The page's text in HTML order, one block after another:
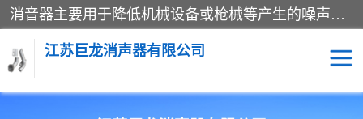
消音器主要用于降低机械设备或枪械等产生的噪声。它通过阻尼或增加排气面积来降低排气速度和功率，从而降低噪声。常见的消音器类型包括阻性消声器、抗性消声器、共振消声器以及阻抗复合式消声器等。这些消音器各有特点，适用于不同频率的噪声消除。
江苏巨龙消声器有限公司